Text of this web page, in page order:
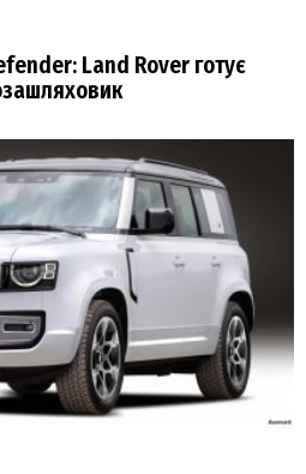
Land Rover готує